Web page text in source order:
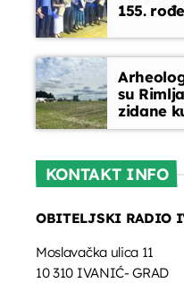
155.
su
zidane
KONTAKT INFO
OBITELJSKI RADIO
Moslavačka ulica 11
10 310 IVANIĆ- GRAD